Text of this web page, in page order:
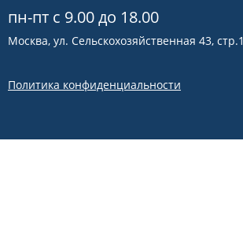
пн-пт с 9.00 до 18.00
Москва, ул. Сельскохозяйственная 43, стр.1
Политика конфиденциальности